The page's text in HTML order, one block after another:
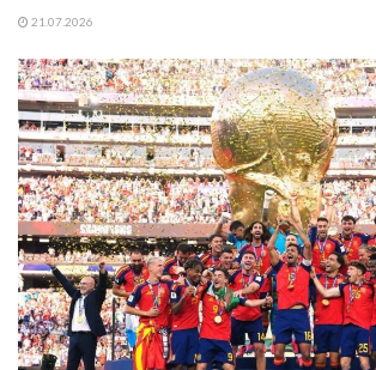
21.07.2026